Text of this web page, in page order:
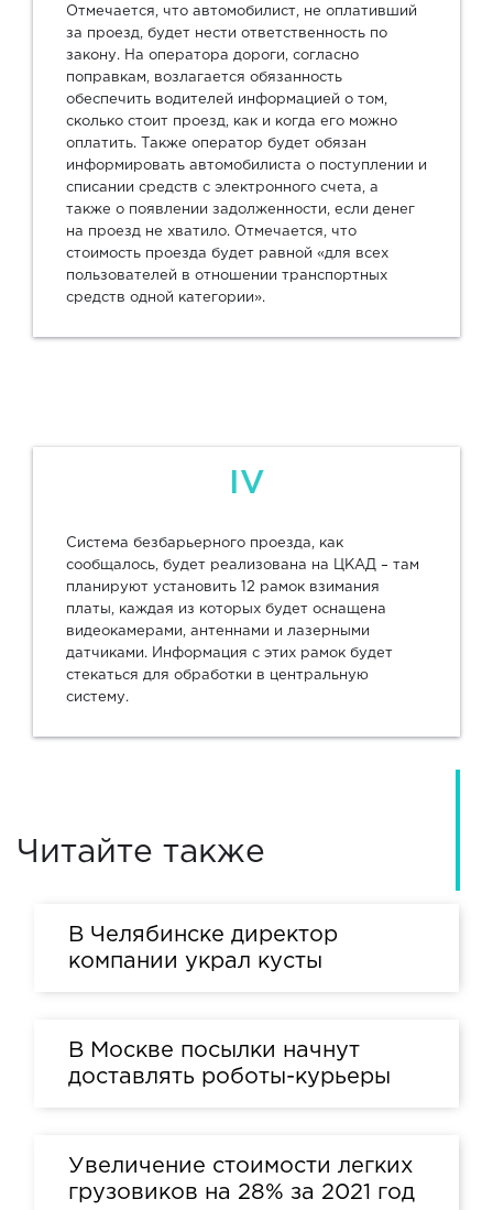
Отмечается, что автомобилист, не оплативший
за проезд, будет нести ответственность по
закону. На оператора дороги, согласно
поправкам, возлагается обязанность
обеспечить водителей информацией о том,
сколько стоит проезд, как и когда его можно
оплатить. Также оператор будет обязан
информировать автомобилиста о поступлении и
списании средств с электронного счета, а
также о появлении задолженности, если денег
на проезд не хватило. Отмечается, что
стоимость проезда будет равной «для всех
пользователей в отношении транспортных
средств одной категории».
IV
Система безбарьерного проезда, как
сообщалось, будет реализована на ЦКАД – там
планируют установить 12 рамок взимания
платы, каждая из которых будет оснащена
видеокамерами, антеннами и лазерными
датчиками. Информация с этих рамок будет
стекаться для обработки в центральную
систему.
Читайте также
В Челябинске директор
компании украл кусты
В Москве посылки начнут
доставлять роботы-курьеры
Увеличение стоимости легких
грузовиков на 28% за 2021 год